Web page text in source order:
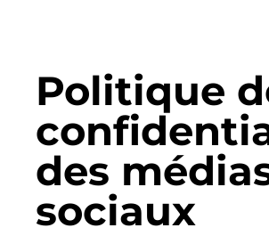
Politique
des
sociaux